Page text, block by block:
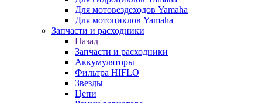
Для мотовездеходов Yamaha
Для мотоциклов Yamaha
Запчасти и расходники
Назад
Запчасти и расходники
Аккумуляторы
Фильтра HIFLO
Звезды
Цепи